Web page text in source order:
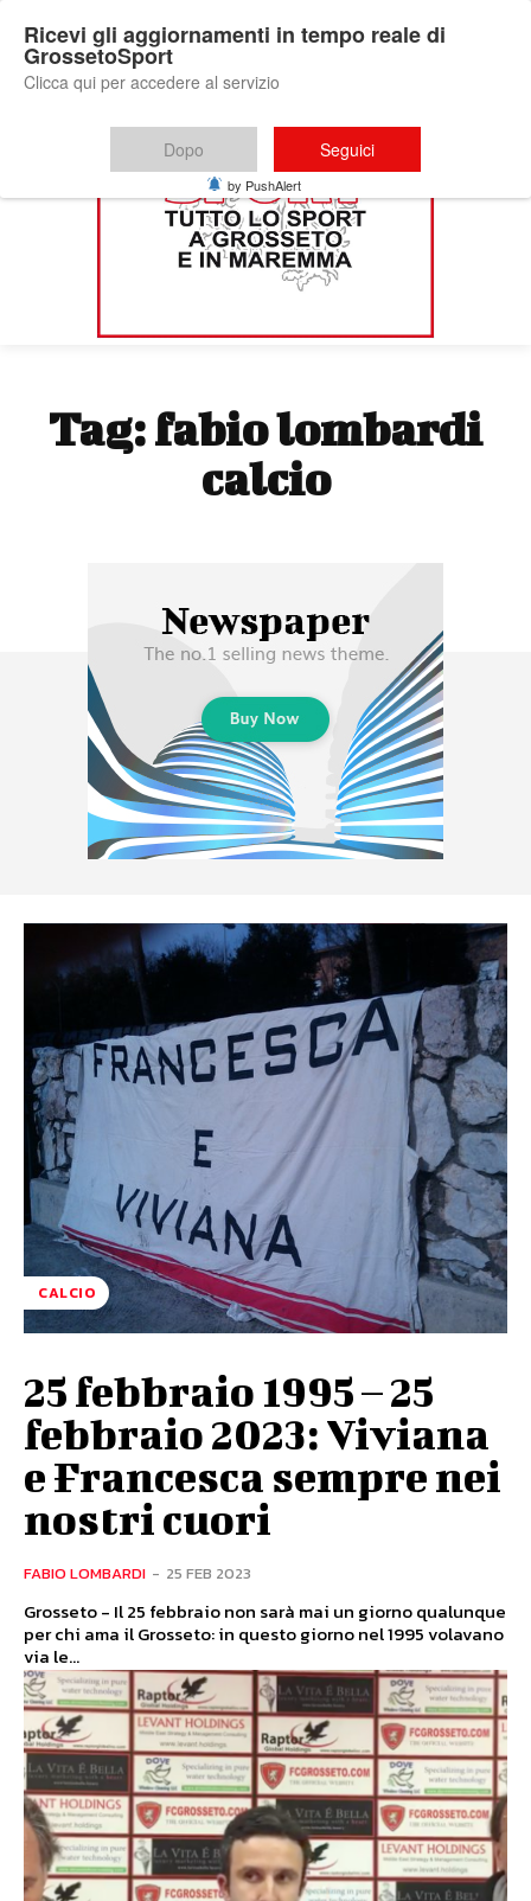
Tag:fabio lombardi
calcio
CALCIO
25 febbraio 1995 – 25
febbraio 2023: Viviana
e Francesca sempre nei
nostri cuori
FABIO LOMBARDI - 25 FEB 2023
Grosseto - Il 25 febbraio non sarà mai un giorno qualunque
per chi ama il Grosseto: in questo giorno nel 1995 volavano
via le...
Ricevi gli aggiornamenti in tempo reale di
GrossetoSport
Clicca qui per accedere al servizio
Dopo Seguici
by PushAlert